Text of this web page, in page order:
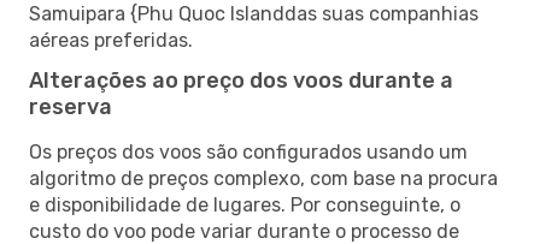
Samuipara {Phu Quoc Islanddas suas companhias
aéreas preferidas.
Alterações ao preço dos voos durante a
reserva
Os preços dos voos são configurados usando um
algoritmo de preços complexo, com base na procura
e disponibilidade de lugares. Por conseguinte, o
custo do voo pode variar durante o processo de